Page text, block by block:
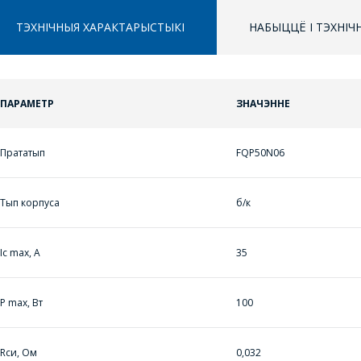
ТЭХНІЧНЫЯ ХАРАКТАРЫСТЫКІ НАБЫЦЦЁ І
ПАРАМЕТР ЗНАЧЭННЕ
Прататып FQP50N06
Тып корпуса б/к
Ic max, A 35
P max, Вт 100
Rси, Oм 0,032
ППЕРАЙСЦІ Ў КОШЫК